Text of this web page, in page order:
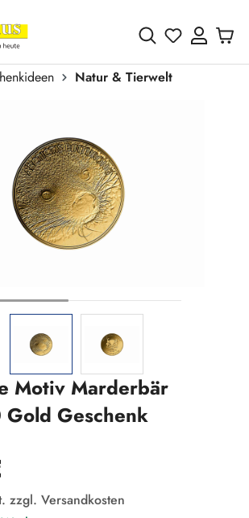
Du hast 0
Natur & Tierwelt
Motiv Marderbär
Geschenk
zzgl. Versandkosten